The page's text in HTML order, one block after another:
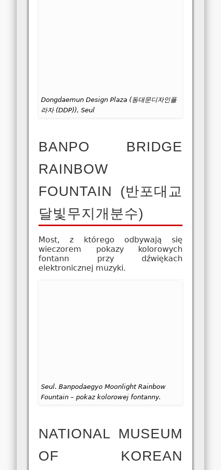
Dongdaemun Design Plaza (동대문디자인플
라자 (DDP)), Seul
BANPO BRIDGE
RAINBOW
FOUNTAIN (반포대교
달빛무지개분수)
Most, z którego odbywają się
wieczorem pokazy kolorowych
fontann przy dźwiękach
elektronicznej muzyki.
Seul. Banpodaegyo Moonlight Rainbow
Fountain – pokaz kolorowej fontanny.
NATIONAL MUSEUM
OF KOREAN